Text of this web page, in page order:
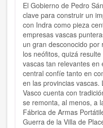
El Gobierno de Pedro
clave para construir un
con Indra como pieza
empresas vascas
un gran desconocido
los neófitos, quizá
vascas tan relevantes en
central confíe tanto en
en las provincias
Vasco cuenta con
se remonta, al menos, a
Fábrica de Armas
Guerra de la Villa de